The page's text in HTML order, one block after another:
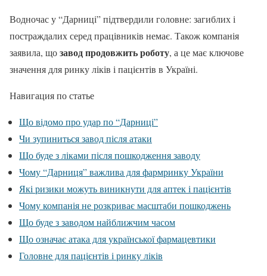
Водночас у “Дарниці” підтвердили головне: загиблих і
постраждалих серед працівників немає. Також компанія
заявила, щозавод продовжить роботу, а це має ключове
значення для ринку ліків і пацієнтів в Україні.
Навигация по статье
Що відомо про удар по “Дарниці”
Чи зупиниться завод після атаки
Що буде з ліками після пошкодження заводу
Чому “Дарниця” важлива для фармринку України
Які ризики можуть виникнути для аптек і пацієнтів
Чому компанія не розкриває масштаби пошкоджень
Що буде з заводом найближчим часом
Що означає атака для української фармацевтики
Головне для пацієнтів і ринку ліків